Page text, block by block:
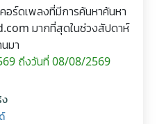
อร์ดเพลงที่มีการค้นหาค้นหา
มากที่สุดในช่วงสัปดาห์
มา
ถึงวันที่ 08/08/2569